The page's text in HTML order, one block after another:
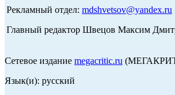
Рекламный отдел: mdshvetsov@yandex.ru
Главный редактор Швецов Максим
Сетевое издание megacritic.ru
Язык(и): русский